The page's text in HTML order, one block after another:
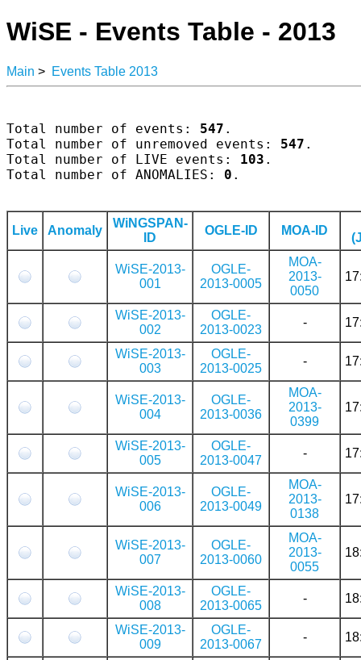
WiSE - Events Table - 2013
Main > Events Table 2013
Total number of events: 547 .
Total number of unremoved events: 547 .
Total number of LIVE events: 103 .
Total number of ANOMALIES: 0 .
Live Anomaly
WiNGSPAN-
ID
OGLE-ID MOA-ID
WiSE-2013-
001
OGLE-
2013-0005
MOA-
2013-
0050
WiSE-2013-
002
OGLE-
2013-0023
-
WiSE-2013-
003
OGLE-
2013-0025
-
WiSE-2013-
004
OGLE-
2013-0036
MOA-
2013-
0399
WiSE-2013-
005
OGLE-
2013-0047
-
WiSE-2013-
006
OGLE-
2013-0049
MOA-
2013-
0138
WiSE-2013-
007
OGLE-
2013-0060
MOA-
2013-
0055
WiSE-2013-
008
OGLE-
2013-0065
-
WiSE-2013-
009
OGLE-
2013-0067
-